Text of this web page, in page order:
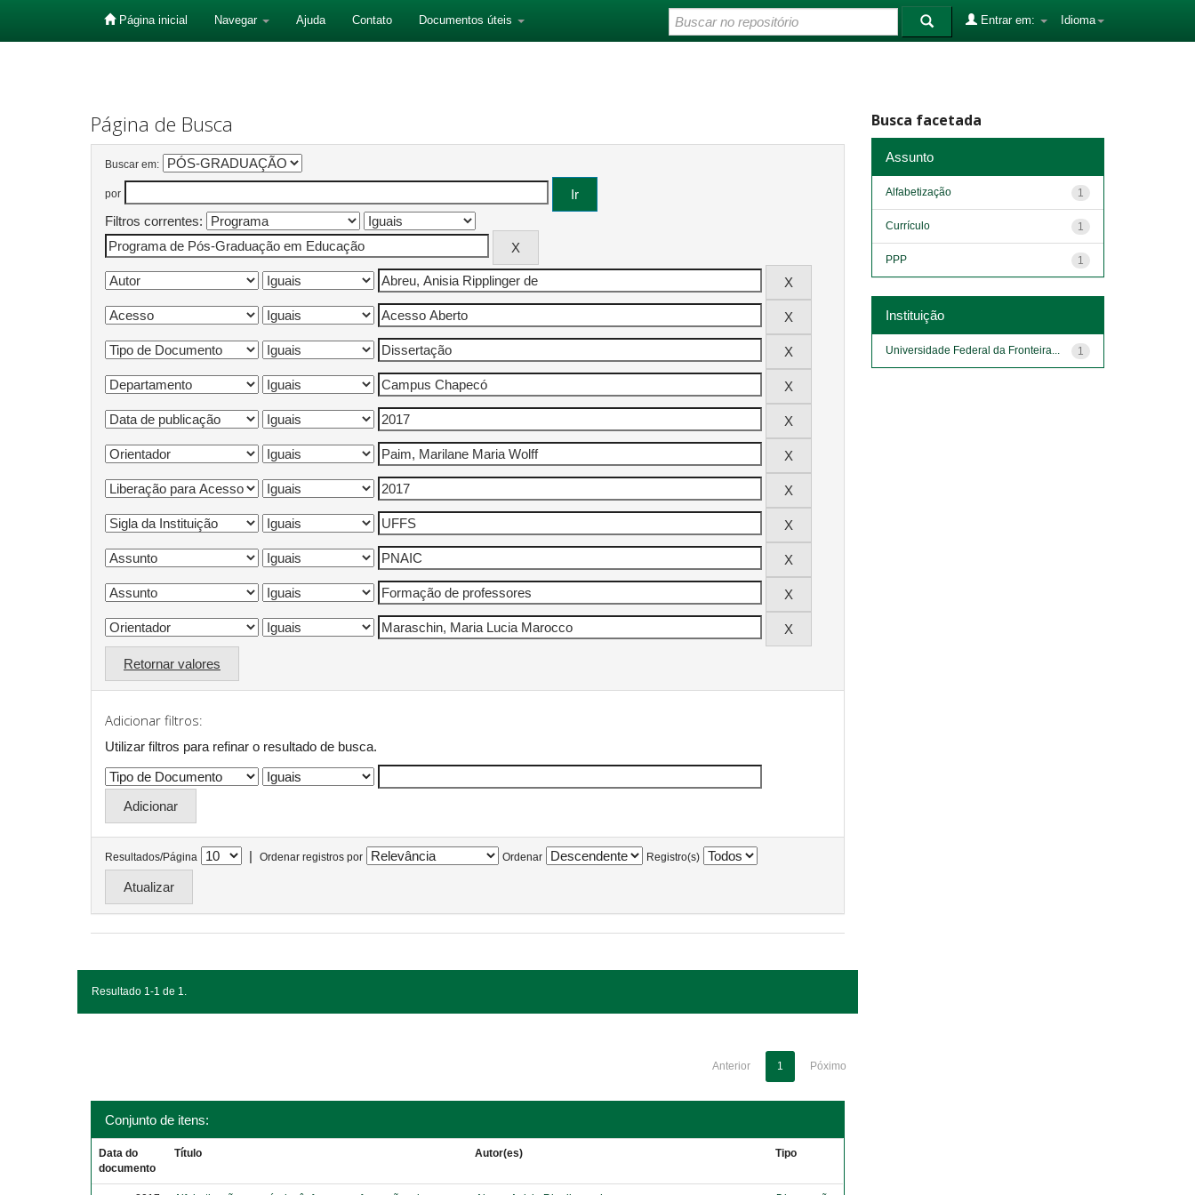
Página inicial Navegar Ajuda Contato Documentos úteis Idioma
Entrar em:
Página de Busca
Buscar em:
por
Filtros correntes:
Retornar valores
Adicionar filtros:
Utilizar filtros para refinar o resultado de busca.
Resultados/Página | Ordenar registros por Ordenar Registro(s)
Resultado 1-1 de 1.
Anterior 1 Póximo
Conjunto de itens:
Data do
documento
Título Autor(es) Tipo
Busca facetada
Assunto
1
Alfabetização
1
Currículo
1
PPP
Instituição
1
Universidade Federal da Fronteira...